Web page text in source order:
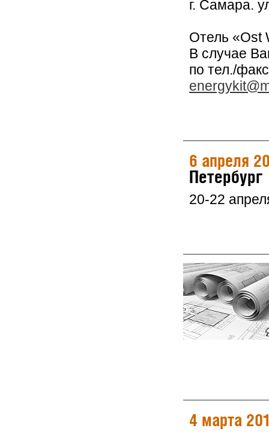
г. Самара.
Отель «Ost
В случае
по тел./
6 апреля
Петербург
20-22
4 марта